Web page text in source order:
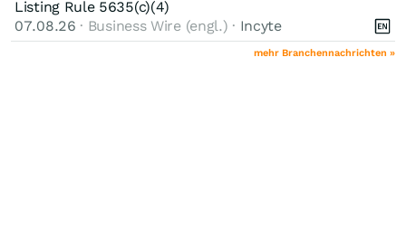
Listing Rule 5635(c)(4)
07.08.26 · Business Wire (engl.) · Incyte
mehr Branchennachrichten »